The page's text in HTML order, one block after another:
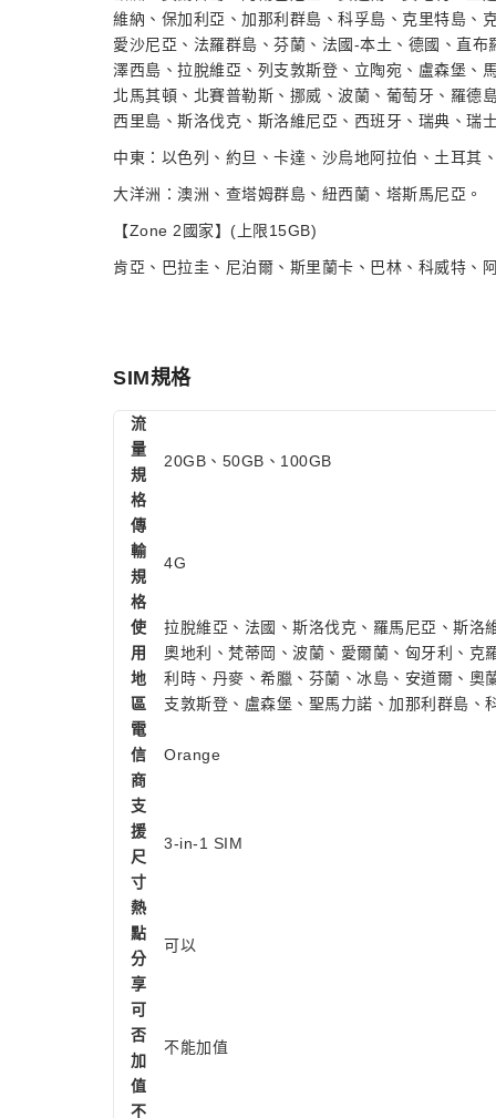
維納、保加利亞、加那利群島、科孚島、克里特島、
愛沙尼亞、法羅群島、芬蘭、法國-本土、德國、直
澤西島、拉脫維亞、列支敦斯登、立陶宛、盧森堡、
北馬其頓、北賽普勒斯、挪威、波蘭、葡萄牙、羅德
西里島、斯洛伐克、斯洛維尼亞、西班牙、瑞典、瑞
中東：以色列、約旦、卡達、沙烏地阿拉伯、土耳其
大洋洲：澳洲、查塔姆群島、紐西蘭、塔斯馬尼亞。
【Zone 2國家】(上限15GB)
肯亞、巴拉圭、尼泊爾、斯里蘭卡、巴林、科威特、
SIM規格
流
量
規
格
20GB、50GB、100GB
傳
輸
規
格
4G
使
用
地
區
拉脫維亞、法國、斯洛伐克、羅馬尼亞、斯洛
奧地利、梵蒂岡、波蘭、愛爾蘭、匈牙利、克
利時、丹麥、希臘、芬蘭、冰島、安道爾、奧
支敦斯登、盧森堡、聖馬力諾、加那利群島、
電
信
商
Orange
支
援
尺
寸
3-in-1 SIM
熱
點
分
享
可以
可
否
加
值
不能加值
不